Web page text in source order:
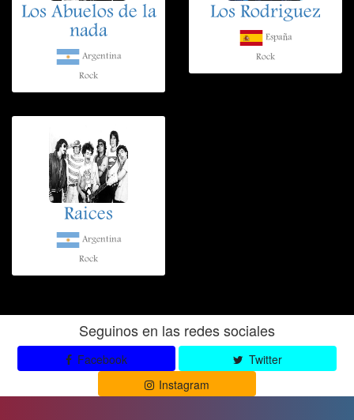
Los Abuelos de la
nada
Argentina
Rock
Los Rodriguez
España
Rock
Raices
Argentina
Rock
Seguinos en las redes sociales
Facebook
Twitter
Instagram